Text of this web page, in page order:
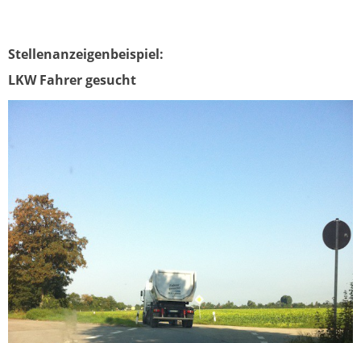
Stellenanzeigenbeispiel:
LKW Fahrer gesucht